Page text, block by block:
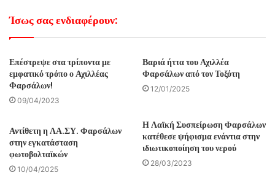
Ίσως σας ενδιαφέρουν:
Επέστρεψε στα τρίποντα με
εμφατικό τρόπο ο Αχιλλέας
Φαρσάλων!
09/04/2023
Βαριά ήττα του Αχιλλέα
Φαρσάλων από τον Τοξότη
12/01/2025
Αντίθετη η ΛΑ.ΣΥ. Φαρσάλων
στην εγκατάσταση
φωτοβολταϊκών
10/04/2025
Η Λαϊκή Συσπείρωση Φαρσάλων
κατέθεσε ψήφισμα ενάντια στην
ιδιωτικοποίηση του νερού
28/03/2023